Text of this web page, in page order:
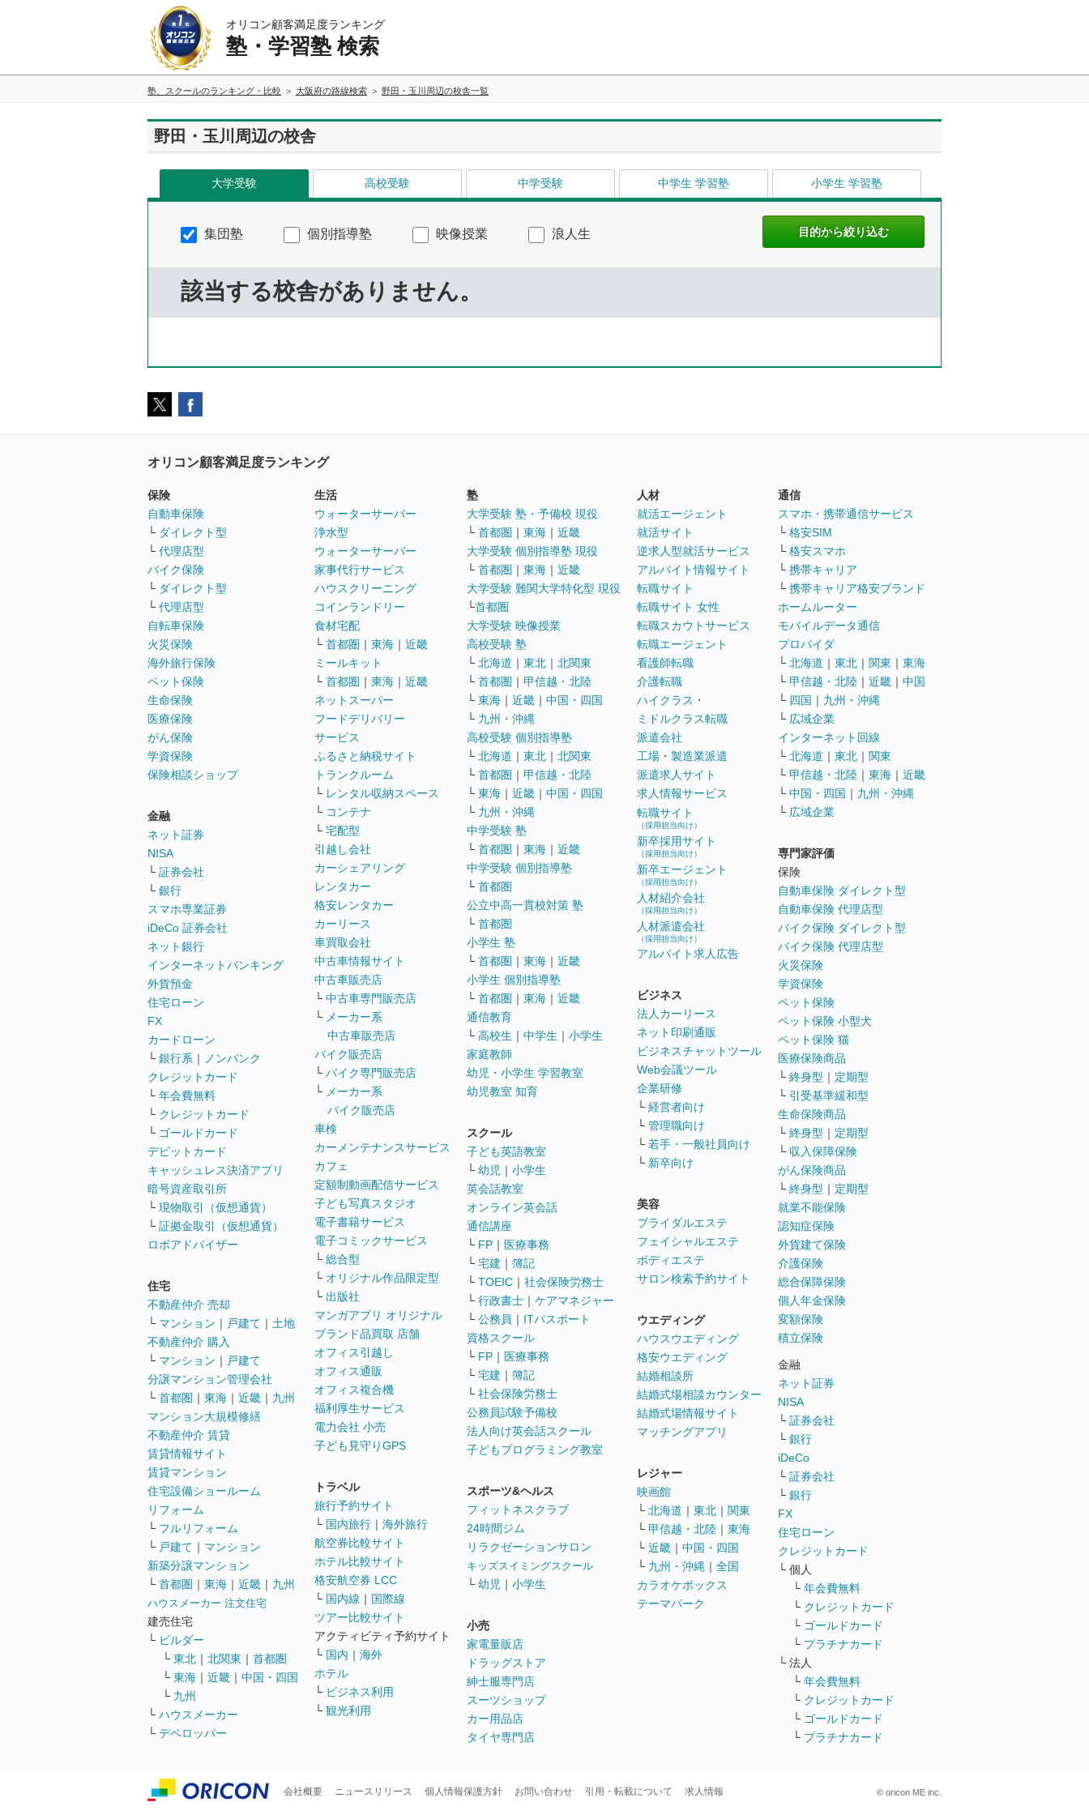
オリコン顧客満足度ランキング
塾・学習塾 検索
塾、スクールのランキング・比較 大阪府の路線検索 野田・玉川周辺の校舎一覧
野田・玉川周辺の校舎
大学受験 高校受験 中学受験 中学生 学習塾 小学生 学習塾
集団塾 個別指導塾 映像授業 浪人生
該当する校舎がありません。
オリコン顧客満足度ランキング
保険
自動車保険
└ ダイレクト型
└ 代理店型
バイク保険
└ ダイレクト型
└ 代理店型
自転車保険
火災保険
海外旅行保険
ペット保険
生命保険
医療保険
がん保険
学資保険
保険相談ショップ
金融
ネット証券
NISA
└ 証券会社
└ 銀行
スマホ専業証券
iDeCo 証券会社
ネット銀行
インターネットバンキング
外貨預金
住宅ローン
FX
カードローン
└ 銀行系 ｜
ノンバンク
クレジットカード
└ 年会費無料
└ クレジットカード
└ ゴールドカード
デビットカード
キャッシュレス決済アプリ
暗号資産取引所
└ 現物取引（仮想通貨）
└ 証拠金取引（仮想通貨）
ロボアドバイザー
住宅
不動産仲介 売却
└ マンション ｜ 戸建て ｜ 土地
不動産仲介 購入
└ マンション ｜ 戸建て
分譲マンション管理会社
└ 首都圏 ｜ 東海 ｜ 近畿 ｜ 九州
マンション大規模修繕
不動産仲介 賃貸
賃貸情報サイト
賃貸マンション
住宅設備ショールーム
リフォーム
└ フルリフォーム
└ 戸建て ｜ マンション
新築分譲マンション
└ 首都圏 ｜ 東海 ｜ 近畿 ｜ 九州
ハウスメーカー 注文住宅
建売住宅
└ ビルダー
└ 東北 ｜ 北関東 ｜ 首都圏
└ 東海 ｜ 近畿 ｜ 中国・四国
└ 九州
└ ハウスメーカー
└ デベロッパー
生活
ウォーターサーバー
浄水型
ウォーターサーバー
家事代行サービス
ハウスクリーニング
コインランドリー
食材宅配
└ 首都圏 ｜ 東海 ｜ 近畿
ミールキット
└ 首都圏 ｜ 東海 ｜ 近畿
ネットスーパー
フードデリバリー
サービス
ふるさと納税サイト
トランクルーム
└ レンタル収納スペース
└ コンテナ
└ 宅配型
引越し会社
カーシェアリング
レンタカー
格安レンタカー
カーリース
車買取会社
中古車情報サイト
中古車販売店
└ 中古車専門販売店
└ メーカー系
中古車販売店
バイク販売店
└ バイク専門販売店
└ メーカー系
バイク販売店
車検
カーメンテナンスサービス
カフェ
定額制動画配信サービス
子ども写真スタジオ
電子書籍サービス
電子コミックサービス
└ 総合型
└ オリジナル作品限定型
└ 出版社
マンガアプリ オリジナル
ブランド品買取 店舗
オフィス引越し
オフィス通販
オフィス複合機
福利厚生サービス
電力会社 小売
子ども見守りGPS
トラベル
旅行予約サイト
└ 国内旅行 ｜ 海外旅行
航空券比較サイト
ホテル比較サイト
格安航空券 LCC
└ 国内線 ｜ 国際線
ツアー比較サイト
アクティビティ予約サイト
└ 国内 ｜ 海外
ホテル
└ ビジネス利用
└ 観光利用
塾
大学受験 塾・予備校 現役
└ 首都圏 ｜ 東海 ｜ 近畿
大学受験 個別指導塾 現役
└ 首都圏 ｜ 東海 ｜ 近畿
大学受験 難関大学特化型 現役
└首都圏
大学受験 映像授業
高校受験 塾
└ 北海道 ｜ 東北 ｜ 北関東
└ 首都圏 ｜ 甲信越・北陸
└ 東海 ｜ 近畿 ｜ 中国・四国
└ 九州・沖縄
高校受験 個別指導塾
└ 北海道 ｜ 東北 ｜ 北関東
└ 首都圏 ｜ 甲信越・北陸
└ 東海 ｜ 近畿 ｜ 中国・四国
└ 九州・沖縄
中学受験 塾
└ 首都圏 ｜ 東海 ｜ 近畿
中学受験 個別指導塾
└ 首都圏
公立中高一貫校対策 塾
└ 首都圏
小学生 塾
└ 首都圏 ｜ 東海 ｜ 近畿
小学生 個別指導塾
└ 首都圏 ｜ 東海 ｜ 近畿
通信教育
└ 高校生 ｜ 中学生 ｜ 小学生
家庭教師
幼児・小学生 学習教室
幼児教室 知育
スクール
子ども英語教室
└ 幼児 ｜ 小学生
英会話教室
オンライン英会話
通信講座
└ FP ｜ 医療事務
└ 宅建 ｜ 簿記
└ TOEIC ｜ 社会保険労務士
└ 行政書士 ｜ ケアマネジャー
└ 公務員 ｜ ITパスポート
資格スクール
└ FP ｜ 医療事務
└ 宅建 ｜ 簿記
└ 社会保険労務士
公務員試験予備校
法人向け英会話スクール
子どもプログラミング教室
スポーツ&ヘルス
フィットネスクラブ
24時間ジム
リラクゼーションサロン
キッズスイミングスクール
└ 幼児 ｜ 小学生
小売
家電量販店
ドラッグストア
紳士服専門店
スーツショップ
カー用品店
タイヤ専門店
人材
就活エージェント
就活サイト
逆求人型就活サービス
アルバイト情報サイト
転職サイト
転職サイト 女性
転職スカウトサービス
転職エージェント
看護師転職
介護転職
ハイクラス・
ミドルクラス転職
派遣会社
工場・製造業派遣
派遣求人サイト
求人情報サービス
転職サイト
（採用担当向け）
新卒採用サイト
（採用担当向け）
新卒エージェント
（採用担当向け）
人材紹介会社
（採用担当向け）
人材派遣会社
（採用担当向け）
アルバイト求人広告
ビジネス
法人カーリース
ネット印刷通販
ビジネスチャットツール
Web会議ツール
企業研修
└ 経営者向け
└ 管理職向け
└ 若手・一般社員向け
└ 新卒向け
美容
ブライダルエステ
フェイシャルエステ
ボディエステ
サロン検索予約サイト
ウエディング
ハウスウエディング
格安ウエディング
結婚相談所
結婚式場相談カウンター
結婚式場情報サイト
マッチングアプリ
レジャー
映画館
└ 北海道 ｜ 東北 ｜ 関東
└ 甲信越・北陸 ｜ 東海
└ 近畿 ｜ 中国・四国
└ 九州・沖縄 ｜ 全国
カラオケボックス
テーマパーク
通信
スマホ・携帯通信サービス
└ 格安SIM
└ 格安スマホ
└ 携帯キャリア
└ 携帯キャリア格安ブランド
ホームルーター
モバイルデータ通信
プロバイダ
└ 北海道 ｜ 東北 ｜ 関東 ｜ 東海
└ 甲信越・北陸 ｜ 近畿 ｜ 中国
└ 四国 ｜ 九州・沖縄
└ 広域企業
インターネット回線
└ 北海道 ｜ 東北 ｜ 関東
└ 甲信越・北陸 ｜ 東海 ｜ 近畿
└ 中国・四国 ｜ 九州・沖縄
└ 広域企業
専門家評価
保険
自動車保険 ダイレクト型
自動車保険 代理店型
バイク保険 ダイレクト型
バイク保険 代理店型
火災保険
学資保険
ペット保険
ペット保険 小型犬
ペット保険 猫
医療保険商品
└ 終身型 ｜ 定期型
└ 引受基準緩和型
生命保険商品
└ 終身型 ｜ 定期型
└ 収入保障保険
がん保険商品
└ 終身型 ｜ 定期型
就業不能保険
認知症保険
外貨建て保険
介護保険
総合保障保険
個人年金保険
変額保険
積立保険
金融
ネット証券
NISA
└ 証券会社
└ 銀行
iDeCo
└ 証券会社
└ 銀行
FX
住宅ローン
クレジットカード
└ 個人
└ 年会費無料
└ クレジットカード
└ ゴールドカード
└ プラチナカード
└ 法人
└ 年会費無料
└ クレジットカード
└ ゴールドカード
└ プラチナカード
会社概要 ニュースリリース 個人情報保護方針 お問い合わせ 引用・転載について 求人情報 © oricon ME inc.